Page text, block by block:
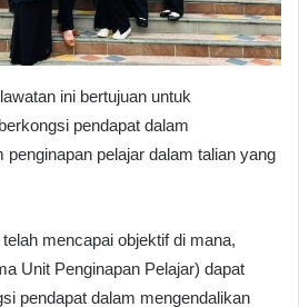
ini bertujuan untuk
pendapat dalam
pelajar dalam talian yang
mencapai objektif di mana,
Unit Penginapan Pelajar) dapat
pendapat dalam mengendalikan